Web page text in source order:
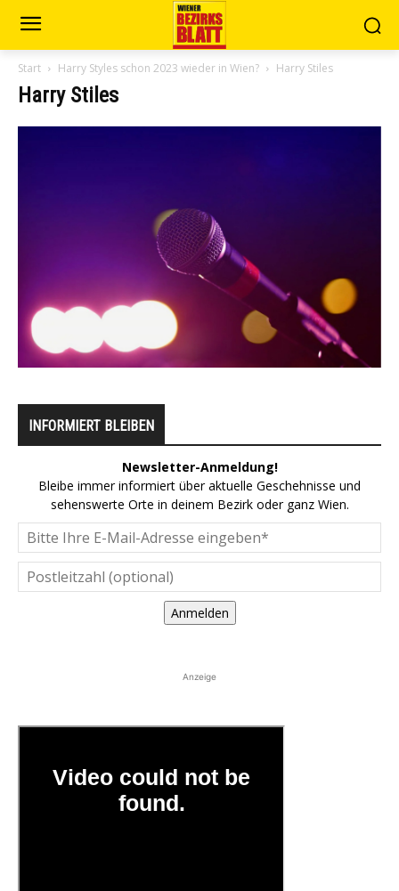
Start Harry Styles schon 2023 wieder in Wien? Harry Stiles
Harry Stiles
INFORMIERT BLEIBEN
Newsletter-Anmeldung!
Bleibe immer informiert über aktuelle Geschehnisse und
sehenswerte Orte in deinem Bezirk oder ganz Wien.
Anmelden
Anzeige